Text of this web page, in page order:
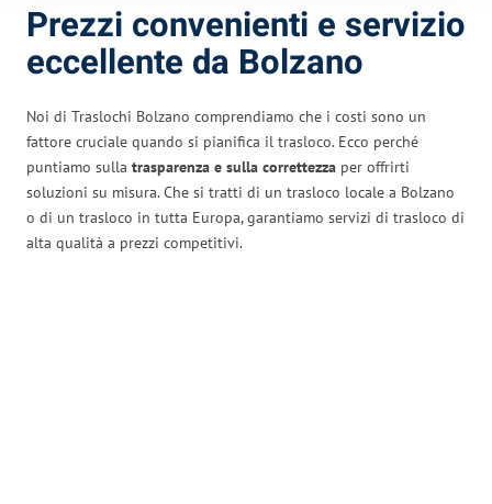
Prezzi convenienti e servizio
eccellente da Bolzano
Noi di Traslochi Bolzano comprendiamo che i costi sono un
fattore cruciale quando si pianifica il trasloco. Ecco perché
puntiamo sulla trasparenza e sulla correttezza per offrirti
soluzioni su misura. Che si tratti di un trasloco locale a Bolzano
o di un trasloco in tutta Europa, garantiamo servizi di trasloco di
alta qualità a prezzi competitivi.